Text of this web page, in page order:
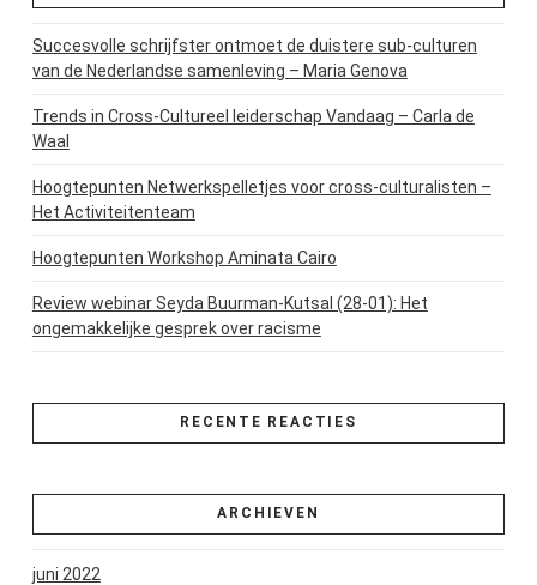
Succesvolle schrijfster ontmoet de duistere sub-culturen
van de Nederlandse samenleving – Maria Genova
Trends in Cross-Cultureel leiderschap Vandaag – Carla de
Waal
Hoogtepunten Netwerkspelletjes voor cross-culturalisten –
Het Activiteitenteam
Hoogtepunten Workshop Aminata Cairo
Review webinar Seyda Buurman-Kutsal (28-01): Het
ongemakkelijke gesprek over racisme
RECENTE REACTIES
ARCHIEVEN
juni 2022